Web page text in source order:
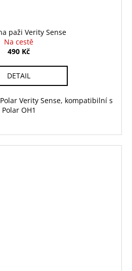
paži Verity Sense
Na cestě
490 Kč
DETAIL
Verity Sense, kompatibilní s
Polar OH1